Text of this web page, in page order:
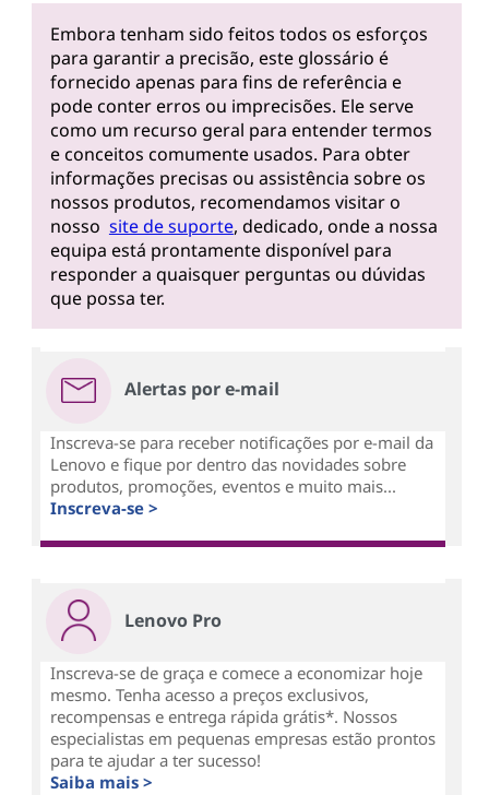
Embora tenham sido feitos todos os esforços
para garantir a precisão, este glossário é
fornecido apenas para fins de referência e
pode conter erros ou imprecisões. Ele serve
como um recurso geral para entender termos
e conceitos comumente usados. Para obter
informações precisas ou assistência sobre os
nossos produtos, recomendamos visitar o
nosso site de suporte, dedicado, onde a nossa
equipa está prontamente disponível para
responder a quaisquer perguntas ou dúvidas
que possa ter.
Alertas por e-mail
Inscreva-se para receber notificações por e-mail da
Lenovo e fique por dentro das novidades sobre
produtos, promoções, eventos e muito mais...
Inscreva-se >
Lenovo Pro
Inscreva-se de graça e comece a economizar hoje
mesmo. Tenha acesso a preços exclusivos,
recompensas e entrega rápida grátis*. Nossos
especialistas em pequenas empresas estão prontos
para te ajudar a ter sucesso!
Saiba mais >